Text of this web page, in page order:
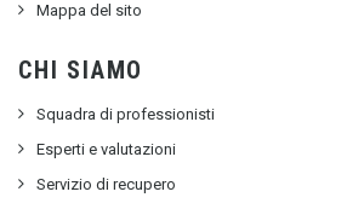
Mappa del sito
CHI SIAMO
Squadra di professionisti
Esperti e valutazioni
Servizio di recupero